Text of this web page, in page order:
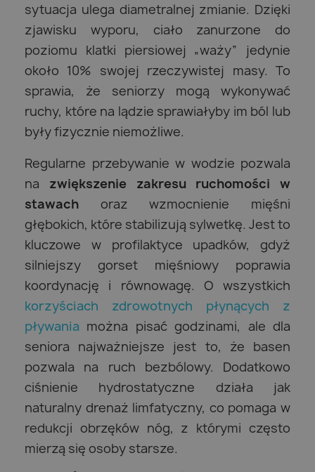
sytuacja ulega diametralnej zmianie. Dzięki
zjawisku wyporu, ciało zanurzone do
poziomu klatki piersiowej „waży” jedynie
około 10% swojej rzeczywistej masy. To
sprawia, że seniorzy mogą wykonywać
ruchy, które na lądzie sprawiałyby im ból lub
były fizycznie niemożliwe.
Regularne przebywanie w wodzie pozwala
na zwiększenie zakresu ruchomości w
stawach oraz wzmocnienie mięśni
głębokich, które stabilizują sylwetkę. Jest to
kluczowe w profilaktyce upadków, gdyż
silniejszy gorset mięśniowy poprawia
koordynację i równowagę. O wszystkich
korzyściach zdrowotnych płynących z
pływania można pisać godzinami, ale dla
seniora najważniejsze jest to, że basen
pozwala na ruch bezbólowy. Dodatkowo
ciśnienie hydrostatyczne działa jak
naturalny drenaż limfatyczny, co pomaga w
redukcji obrzęków nóg, z którymi często
mierzą się osoby starsze.